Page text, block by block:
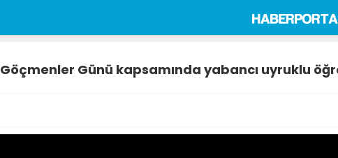
Göçmenler Günü kapsamında yabancı uyruklu